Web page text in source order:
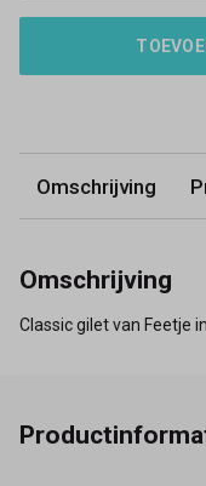
Omschrijving
Omschrijving
Classic gilet van Feetje